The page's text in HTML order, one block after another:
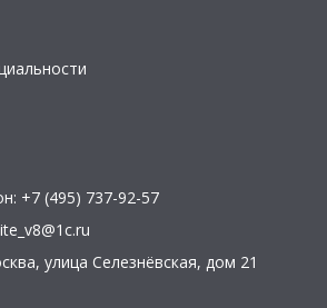
+7 (495) 737-92-57
, улица Селезнёвская, дом 21